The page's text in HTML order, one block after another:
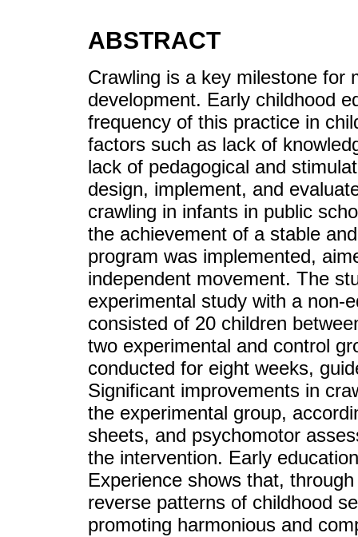
ABSTRACT
Crawling is a key milestone for
development. Early childhood
frequency of this practice in
factors such as lack of
lack of pedagogical and
design, implement, and
crawling in infants in public
the achievement of a stable
program was implemented,
independent movement. The
experimental study with a non-
consisted of 20 children
two experimental and control
conducted for eight weeks,
Significant improvements in
the experimental group,
sheets, and psychomotor
the intervention. Early
Experience shows that,
reverse patterns of childhood
promoting harmonious and